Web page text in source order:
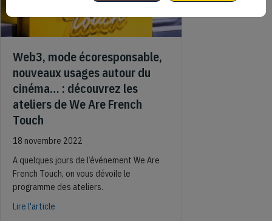
Web3, mode écoresponsable,
nouveaux usages autour du
cinéma… : découvrez les
ateliers de We Are French
Touch
18 novembre 2022
A quelques jours de l’événement We Are
French Touch, on vous dévoile le
programme des ateliers.
Lire l'article